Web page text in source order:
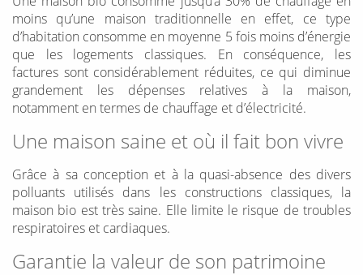
moins qu’une maison traditionnelle en effet, ce type
d’habitation consomme en moyenne 5 fois moins d’énergie
que les logements classiques. En conséquence, les
factures sont considérablement réduites, ce qui diminue
grandement les dépenses relatives à la maison,
notamment en termes de chauffage et d’électricité.
Une maison saine et où il fait bon vivre
Grâce à sa conception et à la quasi-absence des divers
polluants utilisés dans les constructions classiques, la
maison bio est très saine. Elle limite le risque de troubles
respiratoires et cardiaques.
Garantie la valeur de son patrimoine